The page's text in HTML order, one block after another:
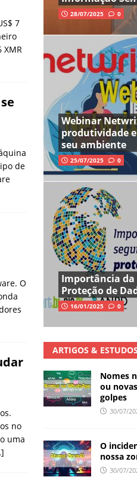
7
de
O
no
uma
28/07/2025 0
Webinar
produtividade
seu ambiente
25/07/2025 0
Importância da
Proteção de
16/01/2025 0
ARTIGOS & ESTUDOS
Nomes
ou
golpes
30/07/
O
nossa
30/07/